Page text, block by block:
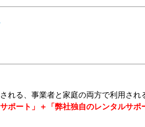
る、事業者と家庭の両方で利用さ
ポート」＋「弊社独自のレンタルサポ